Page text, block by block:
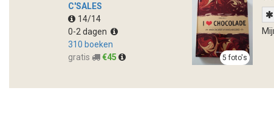
C'SALES
14/14
0-2 dagen
310 boeken
gratis
€45 5 foto's